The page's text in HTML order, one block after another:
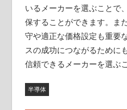
いるメーカーを選ぶことで
保することができます。ま
守や適正な価格設定も重要
スの成功につながるために
信頼できるメーカーを選ぶ
半導体